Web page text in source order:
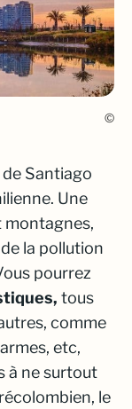
©
de Santiago
Une
montagnes,
la pollution
pourrez
tous
comme
etc,
à ne surtout
le